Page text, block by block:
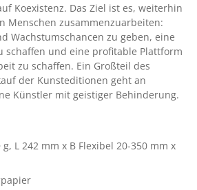
Koexistenz. Das Ziel ist es, weiterhin
Menschen zusammenzuarbeiten:
Wachstumschancen zu geben, eine
schaffen und eine profitable Plattform
zu schaffen. Ein Großteil des
der Kunsteditionen geht an
Künstler mit geistiger Behinderung.
g, L 242 mm x B Flexibel 20-350 mm x